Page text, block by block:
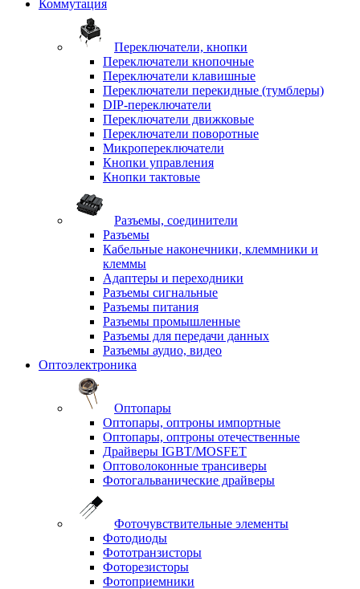
Коммутация
Переключатели, кнопки
Переключатели кнопочные
Переключатели клавишные
Переключатели перекидные (тумблеры)
DIP-переключатели
Переключатели движковые
Переключатели поворотные
Микропереключатели
Кнопки управления
Кнопки тактовые
Разъемы, соединители
Разъемы
Кабельные наконечники, клеммники и
клеммы
Адаптеры и переходники
Разъемы сигнальные
Разъемы питания
Разъемы промышленные
Разъемы для передачи данных
Разъемы аудио, видео
Оптоэлектроника
Оптопары
Оптопары, оптроны импортные
Оптопары, оптроны отечественные
Драйверы IGBT/MOSFET
Оптоволоконные трансиверы
Фотогальванические драйверы
Фоточувствительные элементы
Фотодиоды
Фототранзисторы
Фоторезисторы
Фотоприемники